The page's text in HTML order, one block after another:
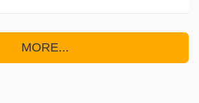
MORE...